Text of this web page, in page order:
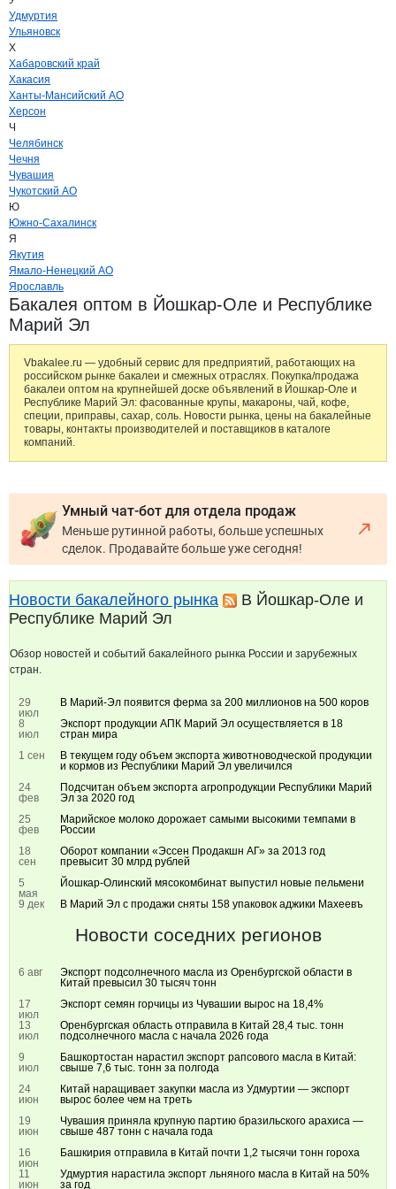
Удмуртия
Ульяновск
Х
Хабаровский край
Хакасия
Ханты-Мансийский АО
Херсон
Ч
Челябинск
Чечня
Чувашия
Чукотский АО
Ю
Южно-Сахалинск
Я
Якутия
Ямало-Ненецкий АО
Ярославль
Бакалея оптом в Йошкар-Оле и Республике
Марий Эл
Vbakalee.ru — удобный сервис для предприятий, работающих на
российском рынке бакалеи и смежных отраслях. Покупка/продажа
бакалеи оптом на крупнейшей доске объявлений в Йошкар-Оле и
Республике Марий Эл: фасованные крупы, макароны, чай, кофе,
специи, приправы, сахар, соль. Новости рынка, цены на бакалейные
товары, контакты производителей и поставщиков в каталоге
компаний.
Умный чат-бот для отдела продаж
Меньше рутинной работы, больше успешных
сделок. Продавайте больше уже сегодня!
Новости бакалейного рынка
В Йошкар-Оле и
Республике Марий Эл
Обзор новостей и событий бакалейного рынка России и зарубежных
стран.
29
июл
В Марий-Эл появится ферма за 200 миллионов на 500 коров
8
июл
Экспорт продукции АПК Марий Эл осуществляется в 18
стран мира
1 сен
В текущем году объем экспорта животноводческой продукции
и кормов из Республики Марий Эл увеличился
24
фев
Подсчитан объем экспорта агропродукции Республики Марий
Эл за 2020 год
25
фев
Марийское молоко дорожает самыми высокими темпами в
России
18
сен
Оборот компании «Эссен Продакшн АГ» за 2013 год
превысит 30 млрд рублей
5
мая
Йошкар-Олинский мясокомбинат выпустил новые пельмени
9 дек
В Марий Эл с продажи сняты 158 упаковок аджики Махеевъ
Новости соседних регионов
6 авг
Экспорт подсолнечного масла из Оренбургской области в
Китай превысил 30 тысяч тонн
17
июл
Экспорт семян горчицы из Чувашии вырос на 18,4%
13
июл
Оренбургская область отправила в Китай 28,4 тыс. тонн
подсолнечного масла с начала 2026 года
9
июл
Башкортостан нарастил экспорт рапсового масла в Китай:
свыше 7,6 тыс. тонн за полгода
24
июн
Китай наращивает закупки масла из Удмуртии — экспорт
вырос более чем на треть
19
июн
Чувашия приняла крупную партию бразильского арахиса —
свыше 487 тонн с начала года
16
июн
Башкирия отправила в Китай почти 1,2 тысячи тонн гороха
11
июн
Удмуртия нарастила экспорт льняного масла в Китай на 50%
за год